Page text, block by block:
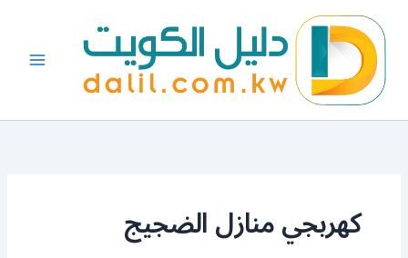
المحتوى
كهربجي منازل الضجيج